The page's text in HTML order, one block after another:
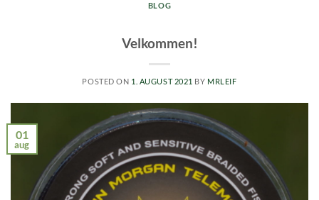
BLOG
Velkommen!
POSTED ON 1. AUGUST 2021 BY MRLEIF
01
aug